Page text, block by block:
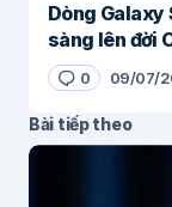
Dòng Galaxy
sàng lên đời
0 09/07/
Bài tiếp theo